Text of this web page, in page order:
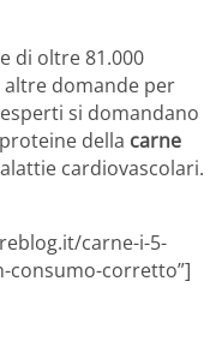
di oltre 81.000
altre domande per
si domandano
della carne
cardiovascolari.
carne-i-5-
consumo-corretto”]